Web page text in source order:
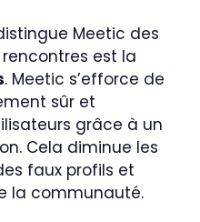
Meetic des
est la
. Meetic s’efforce de
sûr et
grâce à un
Cela diminue les
faux profils et
la communauté.